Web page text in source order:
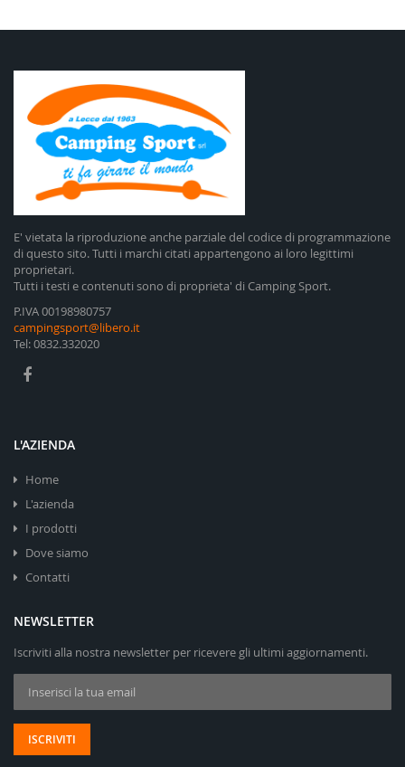
E' vietata la riproduzione anche parziale del codice di programmazione
di questo sito. Tutti i marchi citati appartengono ai loro legittimi
proprietari.
Tutti i testi e contenuti sono di proprieta' di Camping Sport.
P.IVA 00198980757
campingsport@libero.it
Tel: 0832.332020
L'AZIENDA
Home
L'azienda
I prodotti
Dove siamo
Contatti
NEWSLETTER
Iscriviti alla nostra newsletter per ricevere gli ultimi aggiornamenti.
Iscriviti alla nostra Newsletter:
ISCRIVITI